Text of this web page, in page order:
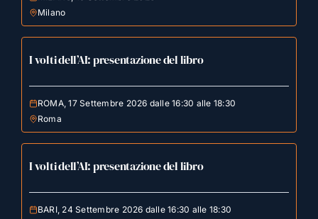
Milano
I volti dell’AI: presentazione del libro
ROMA, 17 Settembre 2026 dalle 16:30 alle 18:30
Roma
I volti dell’AI: presentazione del libro
BARI, 24 Settembre 2026 dalle 16:30 alle 18:30